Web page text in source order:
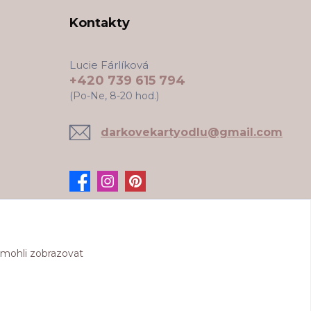
Kontakty
Lucie Fárlíková
+420 739 615 794
(Po-Ne, 8-20 hod.)
darkovekartyodlu@gmail.com
zobrazovat